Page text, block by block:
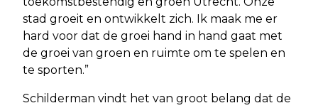
stad groeit en ontwikkelt zich. Ik maak me er
hard voor dat de groei hand in hand gaat met
de groei van groen en ruimte om te spelen en
te sporten.”
Schilderman vindt het van groot belang dat de